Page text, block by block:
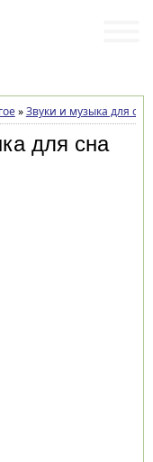
»Звуки и музыка для
для сна